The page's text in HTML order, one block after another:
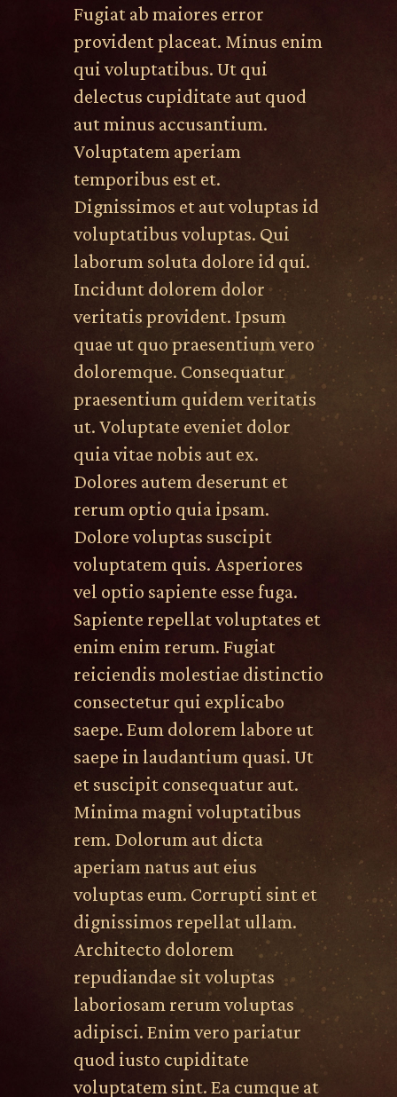
Fugiat ab maiores error
provident placeat. Minus enim
qui voluptatibus. Ut qui
delectus cupiditate aut quod
aut minus accusantium.
Voluptatem aperiam
temporibus est et.
Dignissimos et aut voluptas id
voluptatibus voluptas. Qui
laborum soluta dolore id qui.
Incidunt dolorem dolor
veritatis provident. Ipsum
quae ut quo praesentium vero
doloremque. Consequatur
praesentium quidem veritatis
ut. Voluptate eveniet dolor
quia vitae nobis aut ex.
Dolores autem deserunt et
rerum optio quia ipsam.
Dolore voluptas suscipit
voluptatem quis. Asperiores
vel optio sapiente esse fuga.
Sapiente repellat voluptates et
enim enim rerum. Fugiat
reiciendis molestiae distinctio
consectetur qui explicabo
saepe. Eum dolorem labore ut
saepe in laudantium quasi. Ut
et suscipit consequatur aut.
Minima magni voluptatibus
rem. Dolorum aut dicta
aperiam natus aut eius
voluptas eum. Corrupti sint et
dignissimos repellat ullam.
Architecto dolorem
repudiandae sit voluptas
laboriosam rerum voluptas
adipisci. Enim vero pariatur
quod iusto cupiditate
voluptatem sint. Ea cumque at